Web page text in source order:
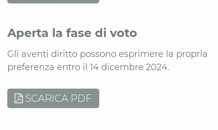
Aperta la fase di voto
Gli aventi diritto possono esprimere la propria
preferenza entro il 14 dicembre 2024.
SCARICA PDF